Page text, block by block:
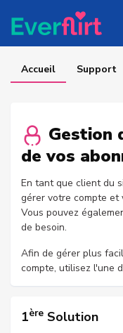
Accueil Support
Gestion
de vos
En tant que client du
gérer votre compte et
Vous pouvez
de besoin.
Afin de gérer plus
compte, utilisez l'une
1ère Solution